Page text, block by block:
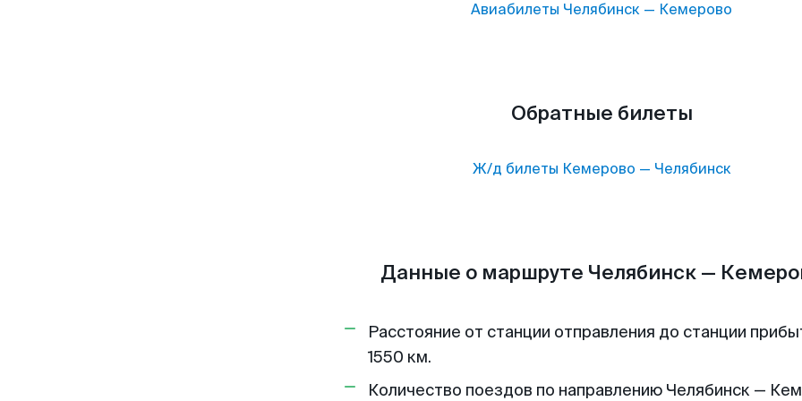
Авиабилеты Челябинск — Кемерово
Обратные билеты
Ж/д билеты Кемерово — Челябинск
Данные о маршруте Челябинск —
Расстояние от станции отправления до станции
1550 км.
Количество поездов по направлению Челябинск —